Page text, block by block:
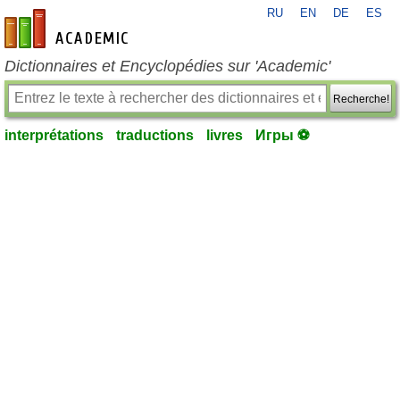
fr-academic.com
RU EN DE ES
Dictionnaires et Encyclopédies sur 'Academic'
Recherche!
interprétations traductions livres Игры ⚽